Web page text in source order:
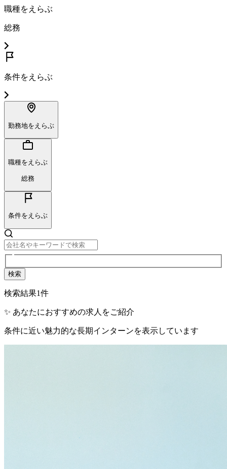
職種をえらぶ
総務
条件をえらぶ
勤務地をえらぶ
職種をえらぶ
総務
条件をえらぶ
検索
検索結果1件
✨ あなたにおすすめの求人をご紹介
条件に近い魅力的な長期インターンを表示しています